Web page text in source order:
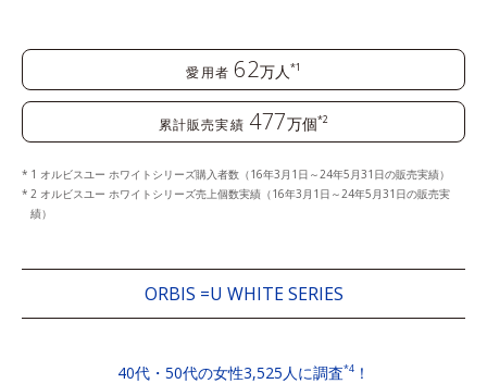
愛用者 62万人 *1
累計販売実績 477万個*2
1 オルビスユー ホワイトシリーズ購入者数（16年3月1日～24年5月31日の販売実績）
2 オルビスユー ホワイトシリーズ売上個数実績（16年3月1日～24年5月31日の販売実
績）
ORBIS =U WHITE SERIES
40代・50代の女性3,525人に調査*4 ！